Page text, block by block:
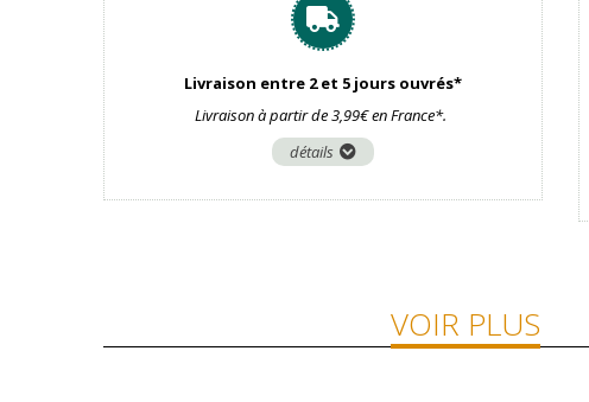
Livraison entre 2 et 5 jours ouvrés*
Livraison à partir de 3,99€ en France*.
détails
VOIR PLUS